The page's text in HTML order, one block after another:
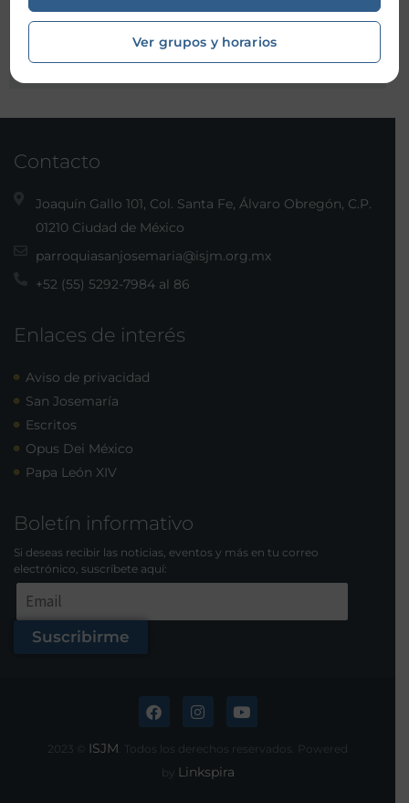
Contacto
Joaquín Gallo 101, Col. Santa Fe, Álvaro Obregón, C.P.
01210 Ciudad de México
parroquiasanjosemaria@isjm.org.mx
+52 (55) 5292-7984 al 86
Enlaces de interés
Aviso de privacidad
San Josemaría
Escritos
Opus Dei México
Papa León XIV
Boletín informativo
Si deseas recibir las noticias, eventos y más en tu correo
electrónico, suscríbete aquí:
Suscribirme
2023 © ISJM . Todos los derechos reservados. Powered
by Linkspira
Ver grupos y horarios